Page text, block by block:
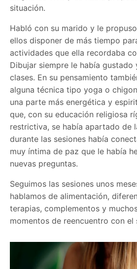
situación.
Habló con su marido y le
ellos disponer de más tiempo
actividades que ella recordaba
Dibujar siempre le había
clases. En su pensamiento
alguna técnica tipo yoga o
una parte más energética y
que, con su educación religiosa
restrictiva, se había apartado de
durante las sesiones había
muy íntima de paz que le había
nuevas preguntas.
Seguimos las sesiones unos
hablamos de alimentación,
terapias, complementos y
momentos de reencuentro con el